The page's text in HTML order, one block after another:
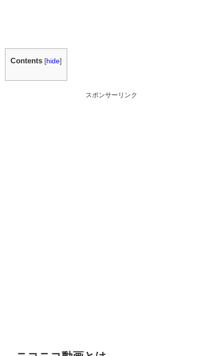
Contents [hide]
スポンサーリンク